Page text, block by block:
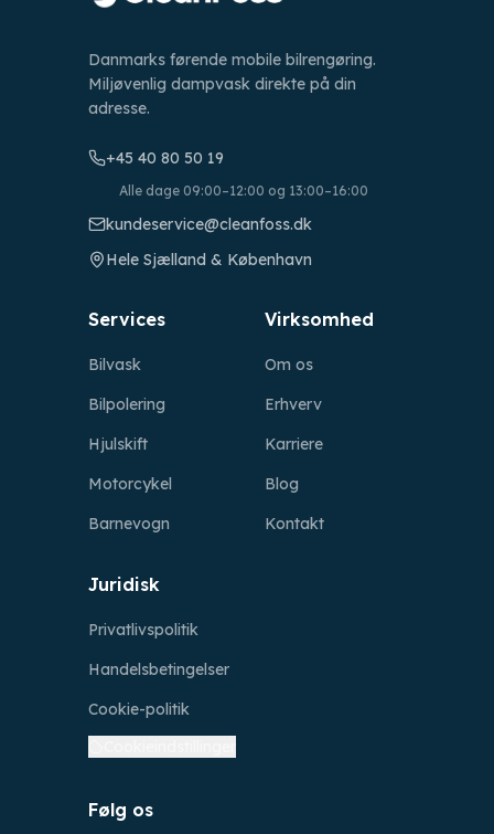
Danmarks førende mobile bilrengøring.
Miljøvenlig dampvask direkte på din
adresse.
+45 40 80 50 19
Alle dage 09:00–12:00 og 13:00–16:00
kundeservice@cleanfoss.dk
Hele Sjælland & København
Services
Bilvask
Bilpolering
Hjulskift
Motorcykel
Barnevogn
Virksomhed
Om os
Erhverv
Karriere
Blog
Kontakt
Juridisk
Privatlivspolitik
Handelsbetingelser
Cookie-politik
Følg os